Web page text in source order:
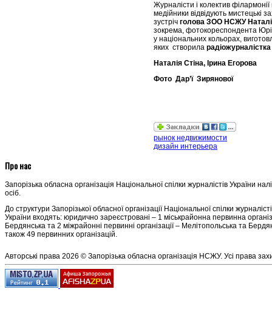
Журналісти і колектив
медійники відвідують мистецькі
зустріч голова ЗОО НСЖУ
зокрема, фотокореспондента
у національних кольорах,
яких створила
Наталія Стіна, Ірина Егорова
Фото Дар’ї Зирянової
рынок недвижимости
дизайн интерьера
Про нас
Запорізька обласна організація Національної спілки журналістів України
осіб.
До структури Запорізької обласної організації Національної спілки
України входять: юридично зареєстровані – 1 міськрайонна первинна
Бердянська та 2 міжрайонні первинні організації – Мелітопольська та
також 49 первинних організацій.
Авторські права 2026 © Запорізька обласна організація НСЖУ. Усі права